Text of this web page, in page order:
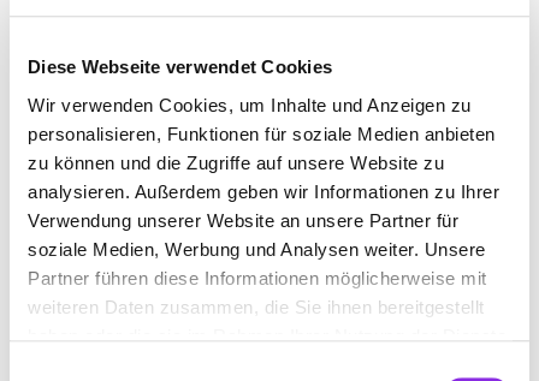
Diese Webseite verwendet Cookies
Wir verwenden Cookies, um Inhalte und Anzeigen zu
personalisieren, Funktionen für soziale Medien anbieten
zu können und die Zugriffe auf unsere Website zu
analysieren. Außerdem geben wir Informationen zu Ihrer
Verwendung unserer Website an unsere Partner für
soziale Medien, Werbung und Analysen weiter. Unsere
Partner führen diese Informationen möglicherweise mit
weiteren Daten zusammen, die Sie ihnen bereitgestellt
Geschlossen - öffnet um 08:30 Uhr
REINHARDSHOF-APOTHEKE
Theodor-Heuss-Straße 99| 97877 Wertheim DE
+499342920111
www.reinhardshof-apotheke.de